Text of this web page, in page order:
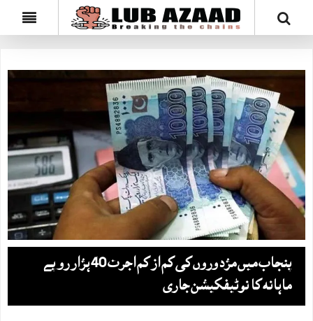
پنجاب میں مزدوروں کی کم از کم اجرت 40 ہزار روپے
ماہانہ کا نوٹیفکیشن جاری